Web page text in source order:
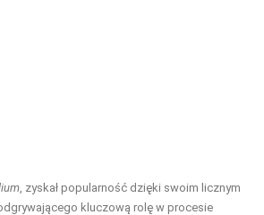
, zyskał popularność dzięki swoim licznym
kluczową rolę w procesie